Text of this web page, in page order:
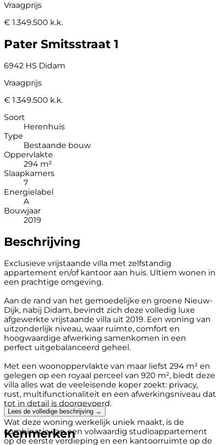
Vraagprijs
€ 1.349.500 k.k.
Pater Smitsstraat 1
6942 HS Didam
Vraagprijs
€ 1.349.500 k.k.
Soort
Herenhuis
Type
Bestaande bouw
Oppervlakte
294 m²
Slaapkamers
7
Energielabel
A
Bouwjaar
2019
Beschrijving
Exclusieve vrijstaande villa met zelfstandig
appartement en/of kantoor aan huis. Ultiem wonen in
een prachtige omgeving.
Aan de rand van het gemoedelijke en groene Nieuw-
Dijk, nabij Didam, bevindt zich deze volledig luxe
afgewerkte vrijstaande villa uit 2019. Een woning van
uitzonderlijk niveau, waar ruimte, comfort en
hoogwaardige afwerking samenkomen in een
perfect uitgebalanceerd geheel.
Met een woonoppervlakte van maar liefst 294 m² en
gelegen op een royaal perceel van 920 m², biedt deze
villa alles wat de veeleisende koper zoekt: privacy,
rust, multifunctionaliteit en een afwerkingsniveau dat
tot in detail is doorgevoerd.
Wat deze woning werkelijk uniek maakt, is de
combinatie van een volwaardig studioappartement
op de eerste verdieping en een kantoorruimte op de
Lees de volledige beschrijving →
Kenmerken